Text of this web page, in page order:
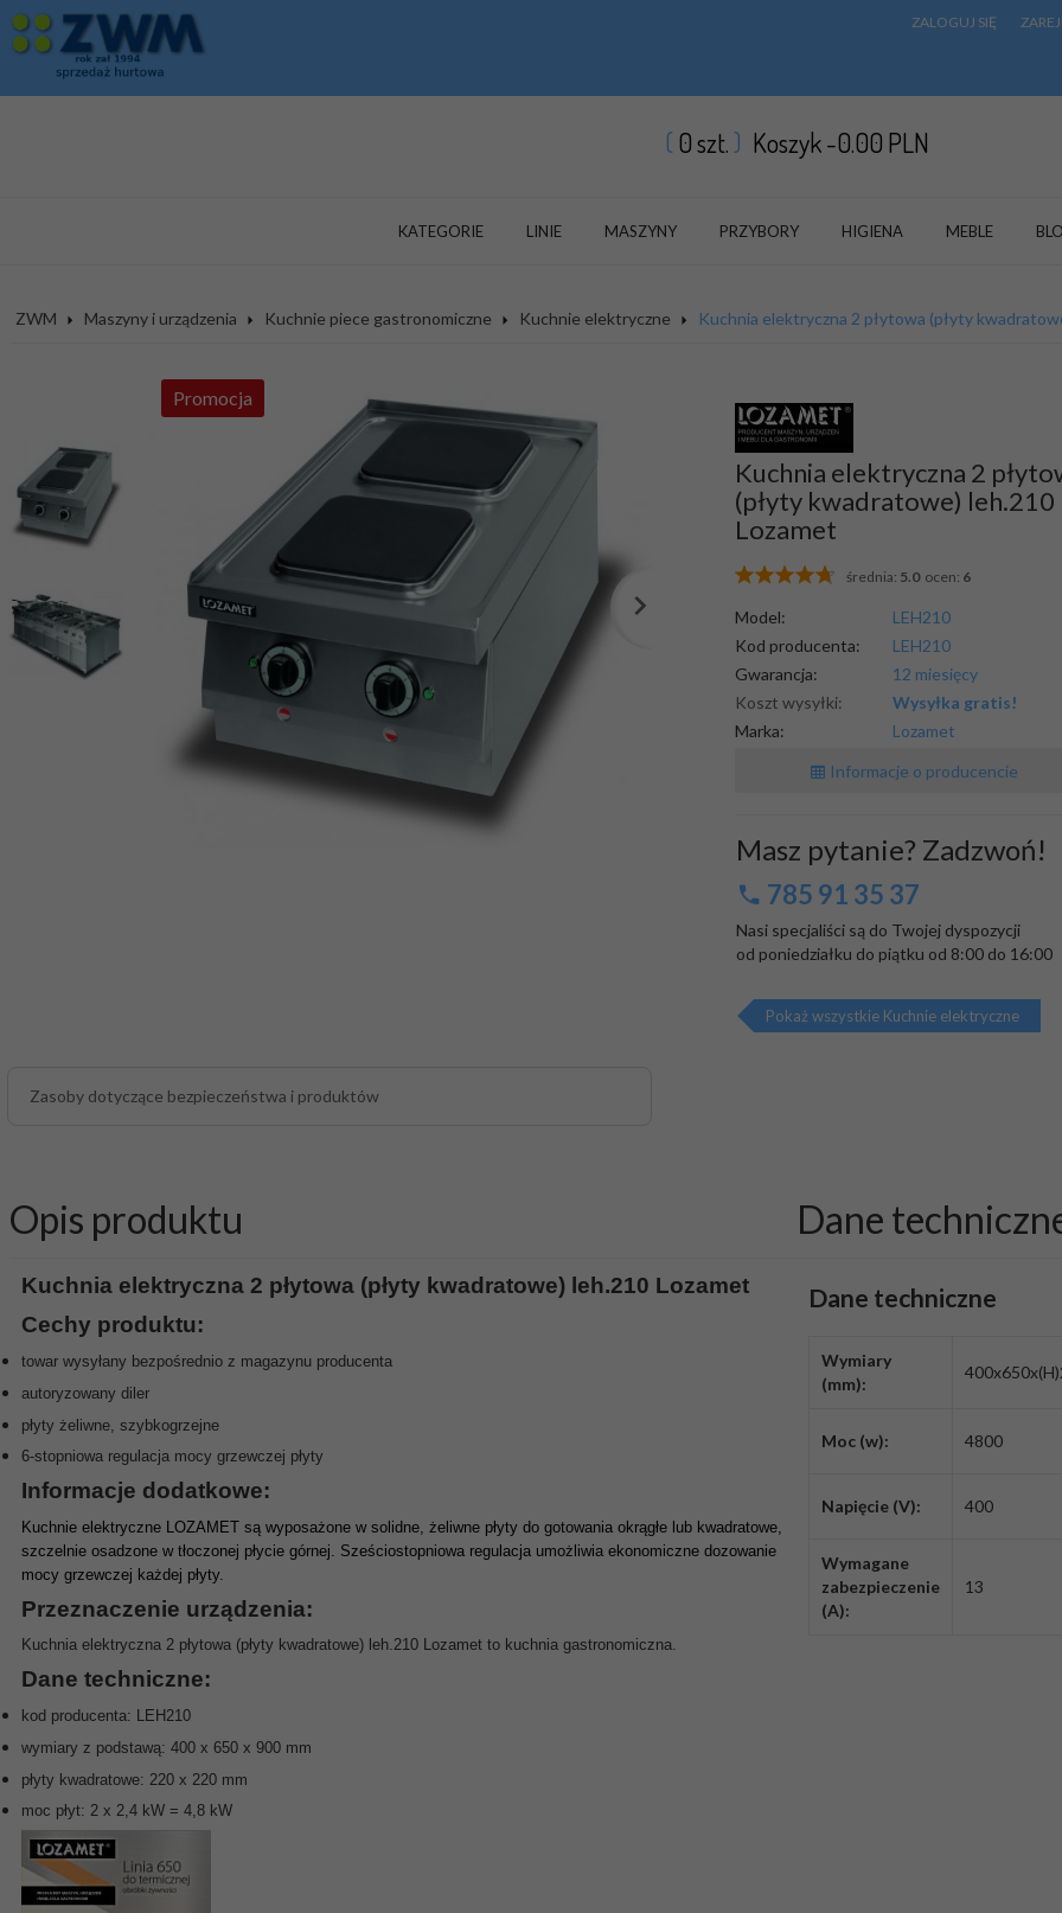
ZALOGUJ SIĘ
0szt. Koszyk -0.00 PLN
KATEGORIE LINIE MASZYNY PRZYBORY HIGIENA MEBLE
ZWM Maszyny i urządzenia Kuchnie piece gastronomiczne Kuchnie elektryczne Kuchnia elektryczna 2 płytowa (płyty
Promocja
Zasoby dotyczące bezpieczeństwa i produktów
Kuchnia elektryczna 2
(płyty kwadratowe) leh.210
Lozamet
średnia: 5.0ocen: 6
Model:
LEH210
Kod producenta:
LEH210
Gwarancja:
12 miesięcy
Koszt wysyłki:
Wysyłka gratis!
Marka:
Lozamet
Informacje o producencie
Masz pytanie? Zadzwoń!
785 91 35 37
Nasi specjaliści są do Twojej dyspozycji
od poniedziałku do piątku od 8:00 do 16:00
Pokaż wszystkie Kuchnie elektryczne
Opis produktu
Kuchnia elektryczna 2 płytowa (płyty kwadratowe) leh.210 Lozamet
Cechy produktu:
towar wysyłany bezpośrednio z magazynu producenta
autoryzowany diler
płyty żeliwne, szybkogrzejne
6-stopniowa regulacja mocy grzewczej płyty
Informacje dodatkowe:
Kuchnie elektryczne LOZAMET są wyposażone w solidne, żeliwne płyty do gotowania okrągłe lub kwadratowe,
szczelnie osadzone w tłoczonej płycie górnej. Sześciostopniowa regulacja umożliwia ekonomiczne dozowanie
mocy grzewczej każdej płyty.
Przeznaczenie urządzenia:
Kuchnia elektryczna 2 płytowa (płyty kwadratowe) leh.210 Lozamet to kuchnia gastronomiczna.
Dane techniczne:
kod producenta: LEH210
wymiary z podstawą: 400 x 650 x 900 mm
płyty kwadratowe: 220 x 220 mm
moc płyt: 2 x 2,4 kW = 4,8 kW
Dane
Dane techniczne
Wymiary
(mm):
Moc (w): 4800
Napięcie (V): 400
Wymagane
zabezpieczenie
(A):
13